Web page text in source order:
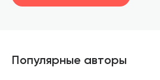
Популярные авторы